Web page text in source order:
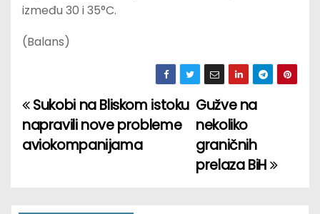
između 30 i 35°C.
(Balans)
P
o
Gužve na
nekoliko
graničnih
prelaza BiH
Sukobi na Bliskom istoku
napravili nove probleme
aviokompanijama